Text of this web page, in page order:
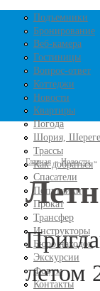
Перейти
Подъемники
Бронирование
Веб-камера
Гостиницы
Вопрос-ответ
Коттеджи
Новости
Квартиры
Погода
Шория,
Трассы
Как добраться
Спасатели
Попутчики
Прокат
Трансфер
Инструкторы
Бюро находок
Экскурсии
Форум
Контакты
Вы
Главная » Новости »
летом